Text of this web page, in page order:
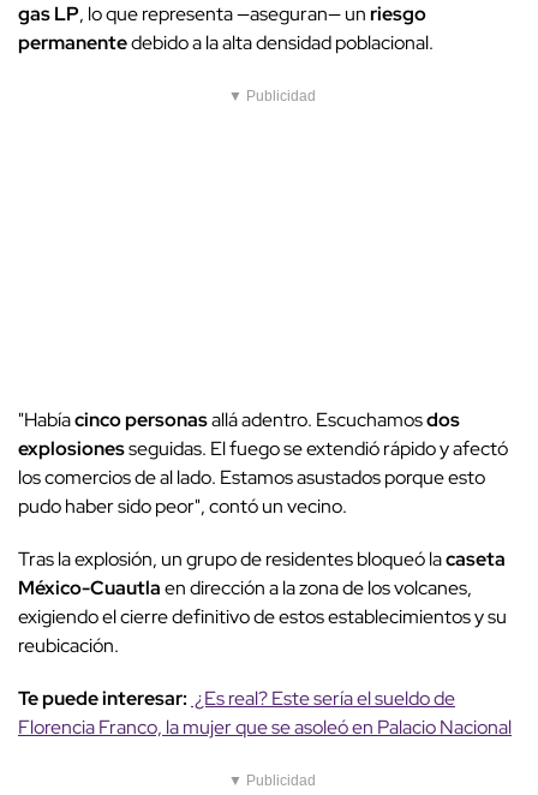
gas LP, lo que representa —aseguran— unriesgo
permanentedebido a la alta densidad poblacional.
▼ Publicidad
"Habíacinco personasallá adentro. Escuchamosdos
explosionesseguidas. El fuego se extendió rápido y afectó
los comercios de al lado. Estamos asustados porque esto
pudo haber sido peor", contó un vecino.
Tras la explosión, un grupo de residentes bloqueó lacaseta
México-Cuautlaen dirección a la zona de los volcanes,
exigiendo el cierre definitivo de estos establecimientos y su
reubicación.
Te puede interesar: ¿Es real? Este sería el sueldo de
Florencia Franco, la mujer que se asoleó en Palacio Nacional
▼ Publicidad